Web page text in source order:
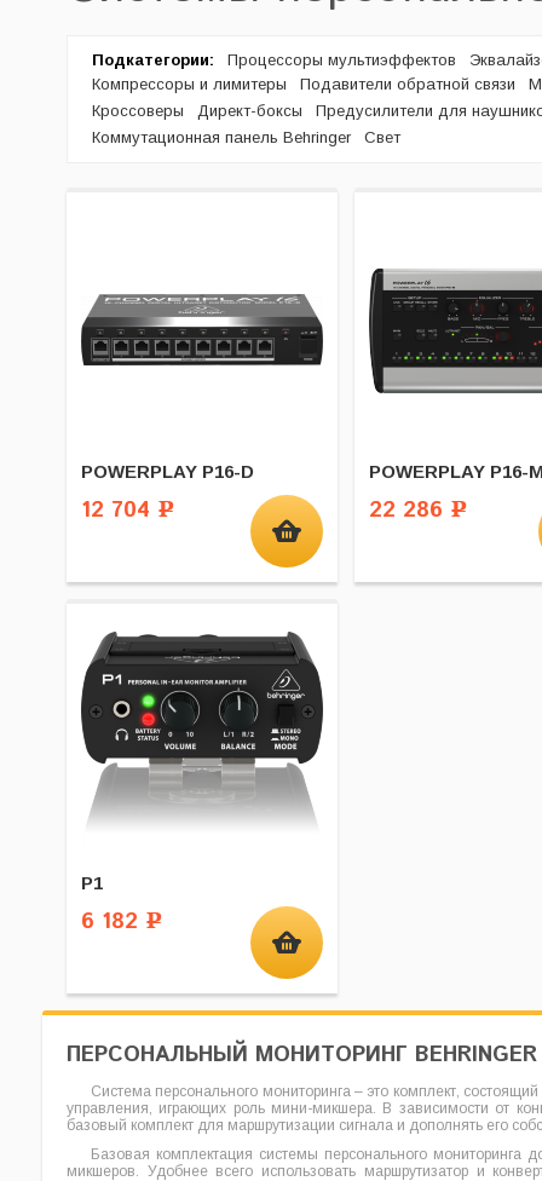
Подкатегории: Процессоры мультиэффектов
Компрессоры и лимитеры
Подавители обратной связи
Кроссоверы
Директ-боксы
Предусилители для
Коммутационная панель Behringer
Свет
POWERPLAY P16-D
12 704 Р
POWERPLAY P16-
22 286 Р
P1
6 182 Р
ПЕРСОНАЛЬНЫЙ МОНИТОРИНГ BEHRINGER
Система персонального мониторинга – это комплект,
управления, играющих роль мини-микшера. В зависимости от
базовый комплект для маршрутизации сигнала и дополнять его
Базовая комплектация системы персонального мониторинга
микшеров. Удобнее всего использовать маршрутизатор и